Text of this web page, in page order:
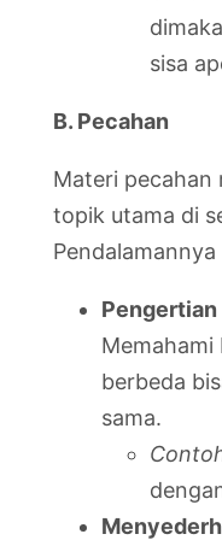
sisa
B. Pecahan
Materi pecahan
topik utama di
Pengertian
Memahami
berbeda
sama.